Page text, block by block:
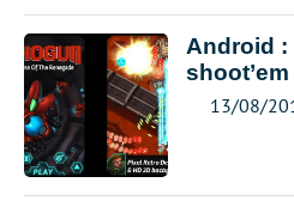
Android :
13/08/